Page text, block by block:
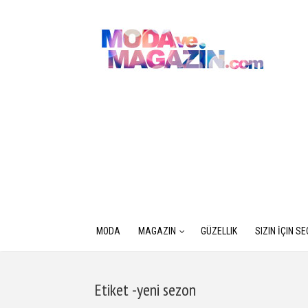
MODA MAGAZIN GÜZELLIK SIZIN İÇIN
Etiket -yeni sezon